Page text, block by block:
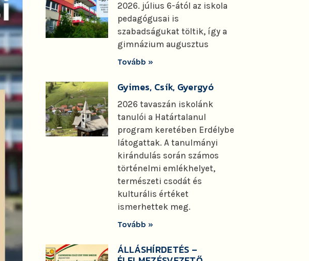
2026. július 6-ától az iskola
pedagógusai is
szabadságukat töltik, így a
gimnázium augusztus
Tovább »
Gyimes, Csík, Gyergyó
2026 tavaszán iskolánk
tanulói a Határtalanul
program keretében Erdélybe
látogattak. A tanulmányi
kirándulás során számos
történelmi emlékhelyet,
természeti csodát és
kulturális értéket
ismerhettek meg.
Tovább »
ÁLLÁSHÍRDETÉS –